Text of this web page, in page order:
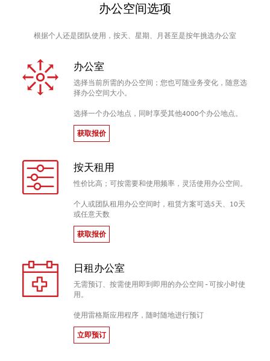
办公空间选项
根据个人还是团队使用，按天、星期、月甚至是按年挑选办公室
办公室
选择当前所需的办公空间；您也可随业务变化，随意选
择办公空间大小。
选择一个办公地点，同时享受其他4000个办公地点。
获取报价
按天租用
性价比高；可按需要和使用频率，灵活使用办公空间。
个人或团队租用办公空间时，租赁方案可选5天、10天
或任意天数
获取报价
日租办公室
无需预订、按需使用即到即用的办公空间 - 可按小时使
用。
使用雷格斯应用程序，随时随地进行预订
立即预订